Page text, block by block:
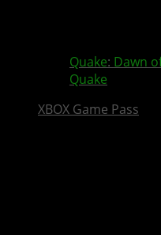
Quake: Dawn
Quake
XBOX Game Pass